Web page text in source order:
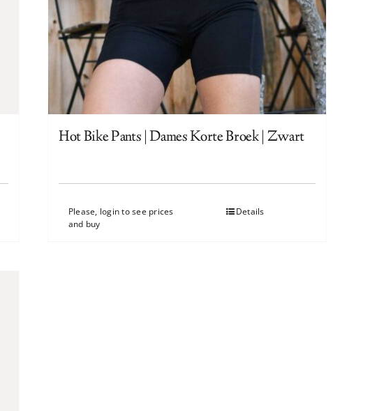
Hot Bike Pants | Dames Korte Broek | Zwart
Please, login to see prices
and buy
Details